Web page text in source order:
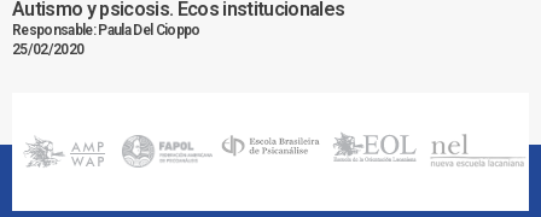
Autismo y psicosis. Ecos institucionales
Responsable: Paula Del Cioppo
25/02/2020